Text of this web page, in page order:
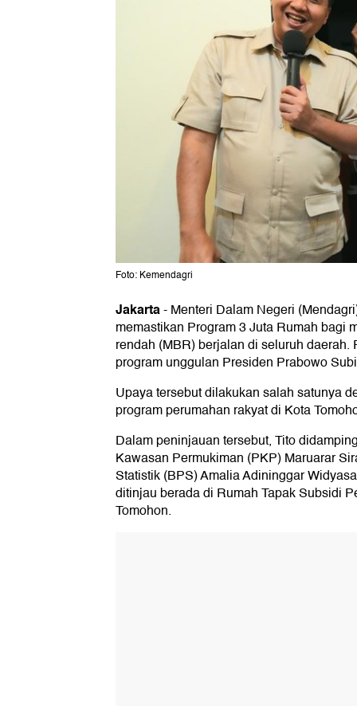
Foto: Kemendagri
Jakarta-Menteri Dalam Negeri
memastikan Program 3 Juta Rumah bagi
rendah (MBR) berjalan di seluruh
program unggulan Presiden Prabowo
Upaya tersebut dilakukan salah satunya
program perumahan rakyat di Kota
Dalam peninjauan tersebut, Tito
Kawasan Permukiman (PKP) Maruarar
Statistik (BPS) Amalia Adininggar
ditinjau berada di Rumah Tapak Subsidi
Tomohon.